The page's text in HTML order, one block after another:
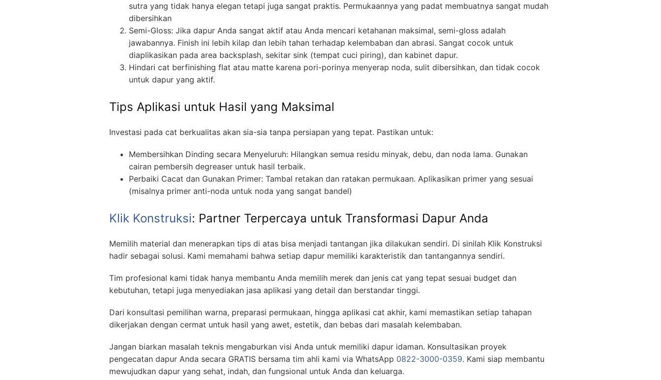
sutra yang tidak hanya elegan tetapi juga sangat praktis. Permukaannya yang padat membuatnya sangat mudah
dibersihkan
Semi-Gloss: Jika dapur Anda sangat aktif atau Anda mencari ketahanan maksimal, semi-gloss adalah
jawabannya. Finish ini lebih kilap dan lebih tahan terhadap kelembaban dan abrasi. Sangat cocok untuk
diaplikasikan pada area backsplash, sekitar sink (tempat cuci piring), dan kabinet dapur.
Hindari cat berfinishing flat atau matte karena pori-porinya menyerap noda, sulit dibersihkan, dan tidak cocok
untuk dapur yang aktif.
Tips Aplikasi untuk Hasil yang Maksimal
Investasi pada cat berkualitas akan sia-sia tanpa persiapan yang tepat. Pastikan untuk:
Membersihkan Dinding secara Menyeluruh: Hilangkan semua residu minyak, debu, dan noda lama. Gunakan
cairan pembersih degreaser untuk hasil terbaik.
Perbaiki Cacat dan Gunakan Primer: Tambal retakan dan ratakan permukaan. Aplikasikan primer yang sesuai
(misalnya primer anti-noda untuk noda yang sangat bandel)
Klik Konstruksi: Partner Terpercaya untuk Transformasi Dapur Anda
Memilih material dan menerapkan tips di atas bisa menjadi tantangan jika dilakukan sendiri. Di sinilah Klik Konstruksi
hadir sebagai solusi. Kami memahami bahwa setiap dapur memiliki karakteristik dan tantangannya sendiri.
Tim profesional kami tidak hanya membantu Anda memilih merek dan jenis cat yang tepat sesuai budget dan
kebutuhan, tetapi juga menyediakan jasa aplikasi yang detail dan berstandar tinggi.
Dari konsultasi pemilihan warna, preparasi permukaan, hingga aplikasi cat akhir, kami memastikan setiap tahapan
dikerjakan dengan cermat untuk hasil yang awet, estetik, dan bebas dari masalah kelembaban.
Jangan biarkan masalah teknis mengaburkan visi Anda untuk memiliki dapur idaman. Konsultasikan proyek
pengecatan dapur Anda secara GRATIS bersama tim ahli kami via WhatsApp 0822-3000-0359. Kami siap membantu
mewujudkan dapur yang sehat, indah, dan fungsional untuk Anda dan keluarga.